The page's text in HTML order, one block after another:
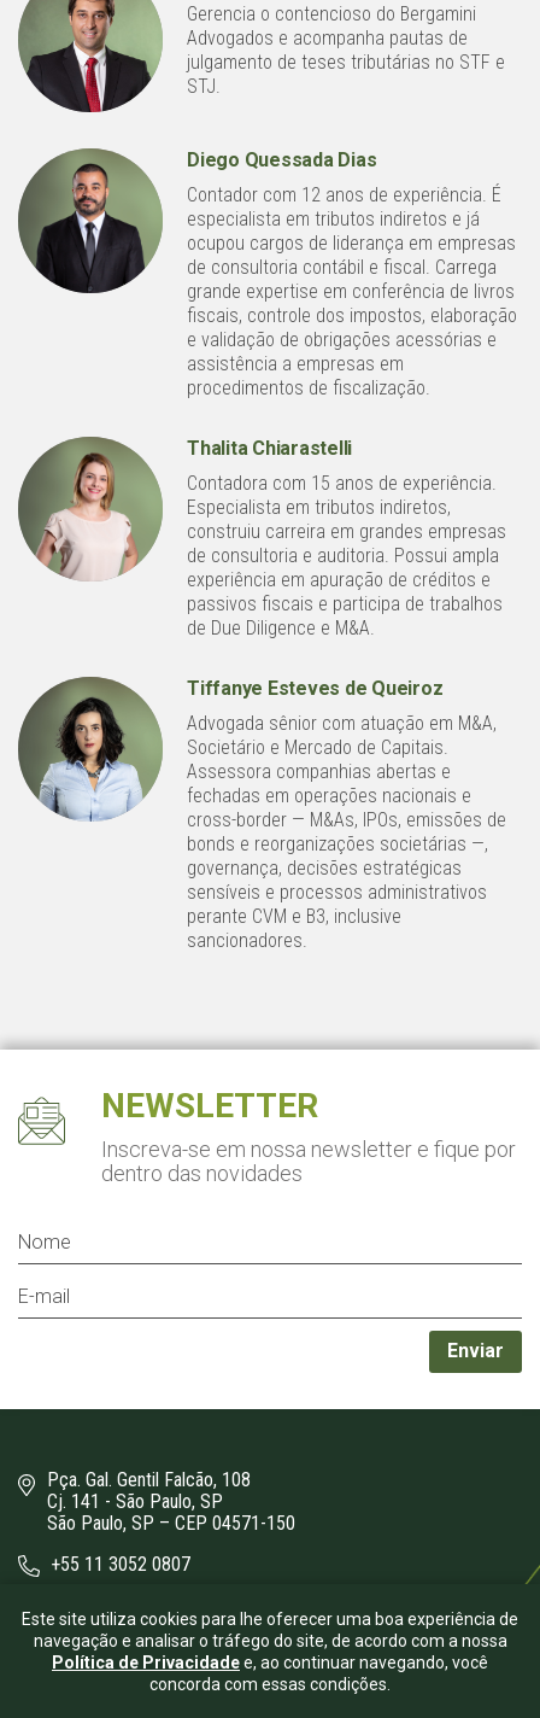
Gerencia o contencioso do Bergamini
Advogados e acompanha pautas de
julgamento de teses tributárias no STF e
STJ.
Diego Quessada Dias
Contador com 12 anos de experiência. É
especialista em tributos indiretos e já
ocupou cargos de liderança em empresas
de consultoria contábil e fiscal. Carrega
grande expertise em conferência de livros
fiscais, controle dos impostos, elaboração
e validação de obrigações acessórias e
assistência a empresas em
procedimentos de fiscalização.
Thalita Chiarastelli
Contadora com 15 anos de experiência.
Especialista em tributos indiretos,
construiu carreira em grandes empresas
de consultoria e auditoria. Possui ampla
experiência em apuração de créditos e
passivos fiscais e participa de trabalhos
de Due Diligence e M&A.
Tiffanye Esteves de Queiroz
Advogada sênior com atuação em M&A,
Societário e Mercado de Capitais.
Assessora companhias abertas e
fechadas em operações nacionais e
cross-border — M&As, IPOs, emissões de
bonds e reorganizações societárias —,
governança, decisões estratégicas
sensíveis e processos administrativos
perante CVM e B3, inclusive
sancionadores.
NEWSLETTER
Inscreva-se em nossa newsletter e fique por
dentro das novidades
Pça. Gal. Gentil Falcão, 108
Cj. 141 - São Paulo, SP
São Paulo, SP – CEP 04571-150
+55 11 3052 0807
Este site utiliza cookies para lhe oferecer uma boa experiência de
navegação e analisar o tráfego do site, de acordo com a nossa
Política de Privacidadee, ao continuar navegando, você
concorda com essas condições.